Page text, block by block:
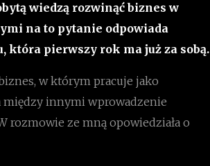
wiedzą rozwinąć biznes w
na to pytanie odpowiada
która pierwszy rok ma już za sobą.
w którym pracuje jako
między innymi wprowadzenie
rozmowie ze mną opowiedziała o